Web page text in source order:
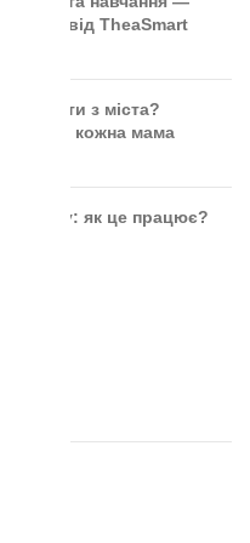
від TheaSmart
фрукти з міста?
знати кожна мама
гру: як це працює?